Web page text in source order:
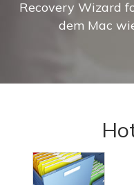
Recovery Wizard
dem Mac